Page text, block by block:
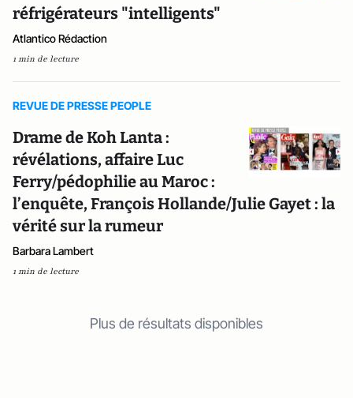
réfrigérateurs "intelligents"
Atlantico Rédaction
1 min de lecture
REVUE DE PRESSE PEOPLE
Drame de Koh Lanta :
révélations, affaire Luc
Ferry/pédophilie au Maroc :
l’enquête, François Hollande/Julie Gayet : la
vérité sur la rumeur
Barbara Lambert
1 min de lecture
Plus de résultats disponibles